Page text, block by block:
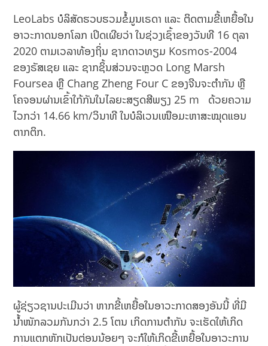
LeoLabs ບໍລິສັດຮວບຮວມຂໍ້ມູນເຣດາ ແລະ ຕິດຕາມຂີ້ເຫຍື້ອໃນ
ອາວະກາດນອກໂລກ ເປິດເຜີຍວ່າ ໃນຊ່ວງເຊົ້າຂອງວັນທີ 16 ຕຸລາ
2020 ຕາມເວລາທ້ອງຖິ່ນ ຊາກດາວທຽມ Kosmos-2004
ຂອງຣັສເຊຍ ແລະ ຊາກຊິ້ນສ່ວນຈະຫຼວດ Long Marsh
Foursea ຫຼື Chang Zheng Four C ຂອງຈີນຈະຕຳກັນ ຫຼື
ໂຄຈອນຜ່ານເຂົ້າໃກ້ກັນໃນໄລຍະສຽດສີພຽງ 25 m ດ້ວຍຄວາມ
ໄວກວ່າ 14.66 km/ວິນາທີ ໃນບໍລິເວນເໜືອມະຫາສະໝຸດແອນ
ຕາກຕິກ.
ຜູ້ຊ່ຽວຊານປະເມີນວ່າ ຫາກຂີ້ເຫຍື້ອໃນອາວະກາດສອງອັນນີ້ ທີ່ມີ
ນ້ຳໜັກລວມກັນກວ່າ 2.5 ໂຕນ ເກິດການຕຳກັນ ຈະເຮັດໃຫ້ເກິດ
ການແຕກຫັກເປັນຕ່ອນນ້ອຍໆ ຈະກໍໃຫ້ເກິດຂີ້ເຫຍື້ອໃນອາວະການ